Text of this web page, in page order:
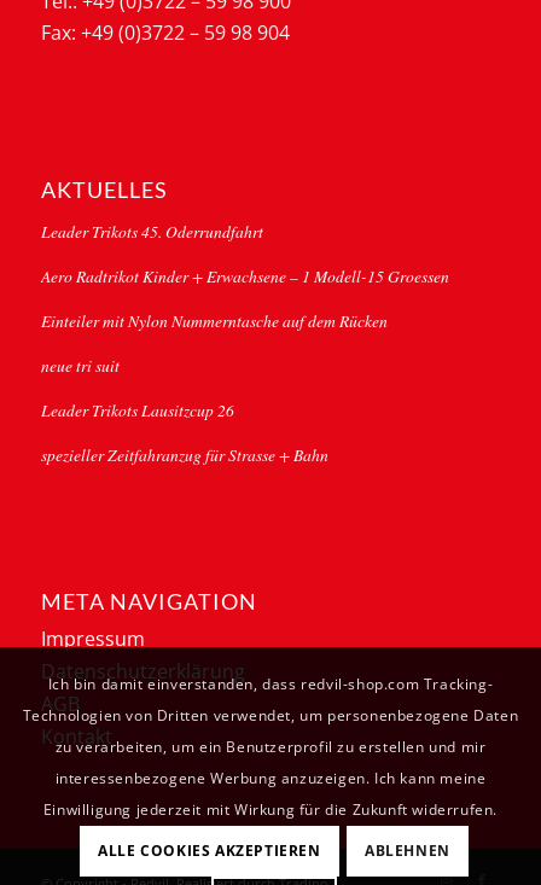
Fax: +49 (0)3722 – 59 98 904
AKTUELLES
Leader Trikots 45. Oderrundfahrt
Aero Radtrikot Kinder + Erwachsene – 1 Modell-15 Groessen
Einteiler mit Nylon Nummerntasche auf dem Rücken
neue tri suit
Leader Trikots Lausitzcup 26
spezieller Zeitfahranzug für Strasse + Bahn
META NAVIGATION
Impressum
Datenschutzerklärung
AGB
Kontakt
Ich bin damit einverstanden, dass redvil-shop.com Tracking-
Technologien von Dritten verwendet, um personenbezogene Daten
zu verarbeiten, um ein Benutzerprofil zu erstellen und mir
interessenbezogene Werbung anzuzeigen. Ich kann meine
Einwilligung jederzeit mit Wirkung für die Zukunft widerrufen.
ALLE COOKIES AKZEPTIEREN ABLEHNEN